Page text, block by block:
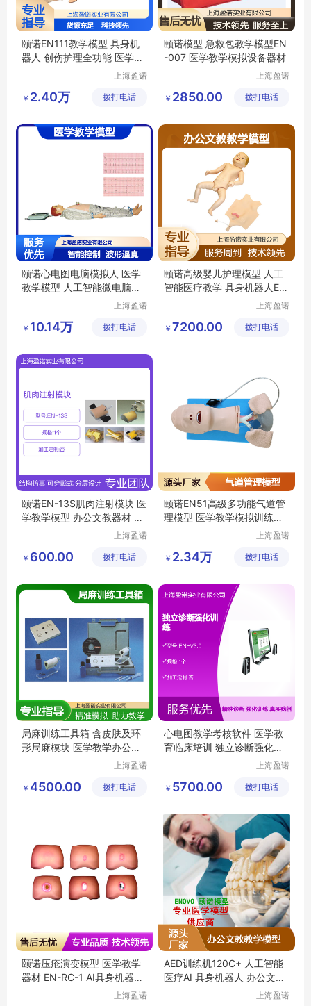
颐诺EN111教学模型 具身机
器人 创伤护理全功能 医学临
上海盈诺
公司
￥ 2.40万 拨打电话
颐诺模型 急救包教学模型EN
-007 医学教学模拟设备器材
上海盈诺
公司
￥ 2850.00 拨打电话
颐诺心电图电脑模拟人 医学
教学模型 人工智能微电脑控
上海盈诺
公司
￥ 10.14万 拨打电话
颐诺高级婴儿护理模型 人工
智能医疗教学 具身机器人EN
上海盈诺
公司
￥ 7200.00 拨打电话
颐诺EN-13S肌肉注射模块 医
学教学模型 办公文教器材 人
上海盈诺
公司
￥ 600.00 拨打电话
颐诺EN51高级多功能气道管
理模型 医学教学模拟训练器
上海盈诺
公司
￥ 2.34万 拨打电话
局麻训练工具箱 含皮肤及环
形局麻模块 医学教学办公文
上海盈诺
公司
￥ 4500.00 拨打电话
心电图教学考核软件 医学教
育临床培训 独立诊断强化训
上海盈诺
公司
￥ 5700.00 拨打电话
颐诺压疮演变模型 医学教学
器材 EN-RC-1 AI具身机器人
上海盈诺
AED训练机120C+ 人工智能
医疗AI 具身机器人 办公文教
上海盈诺